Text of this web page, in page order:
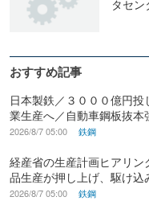
タセ
おすすめ記事
日本製鉄／３０００億円
業生産へ／自動車鋼板抜
2026/8/7 05:00 鉄鋼
経産省の生産計画ヒアリ
品生産が押し上げ、駆け
2026/8/7 05:00 鉄鋼